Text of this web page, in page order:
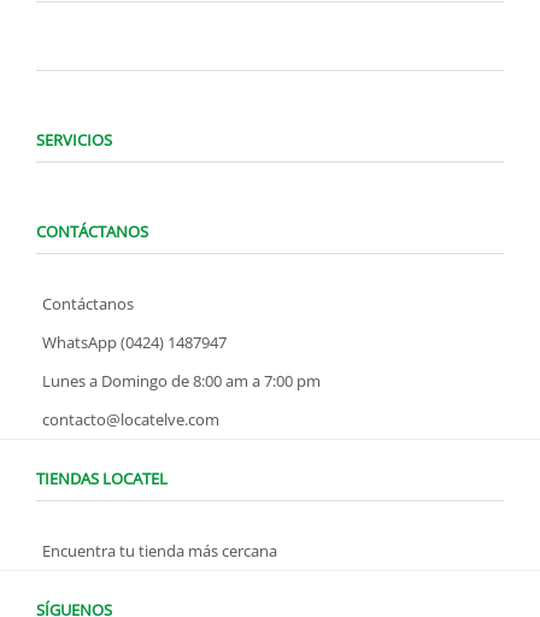
SERVICIOS
CONTÁCTANOS
Contáctanos
WhatsApp (0424) 1487947
Lunes a Domingo de 8:00 am a 7:00 pm
contacto@locatelve.com
TIENDAS LOCATEL
Encuentra tu tienda más cercana
SÍGUENOS